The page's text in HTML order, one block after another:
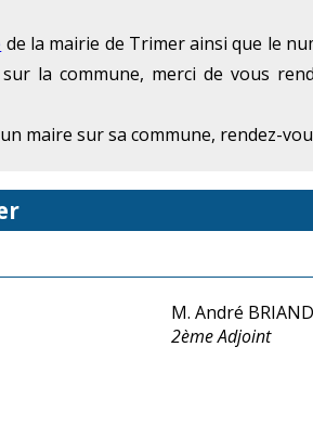
de la mairie de Trimer ainsi que le
la commune, merci de vous
maire sur sa commune, rendez-
M. André BRIAND
2ème Adjoint